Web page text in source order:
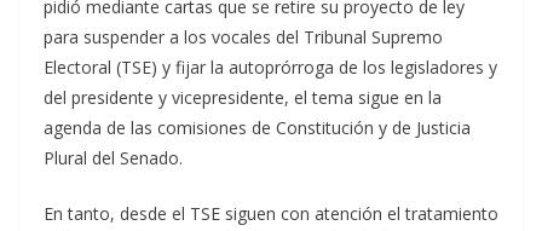
pidió mediante cartas que se retire su proyecto de ley
para suspender a los vocales del Tribunal Supremo
Electoral (TSE) y fijar la autoprórroga de los legisladores y
del presidente y vicepresidente, el tema sigue en la
agenda de las comisiones de Constitución y de Justicia
Plural del Senado.
En tanto, desde el TSE siguen con atención el tratamiento